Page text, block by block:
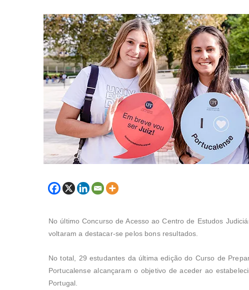
No último Concurso de Acesso ao Centro de Estudos
voltaram a destacar-se pelos bons resultados.
No total, 29 estudantes da última edição do Curso de
Portucalense alcançaram o objetivo de aceder ao
Portugal.